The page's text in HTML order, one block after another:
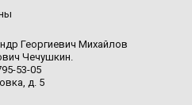
Георгиевич Михайлов
Чечушкин.
53-05
д. 5